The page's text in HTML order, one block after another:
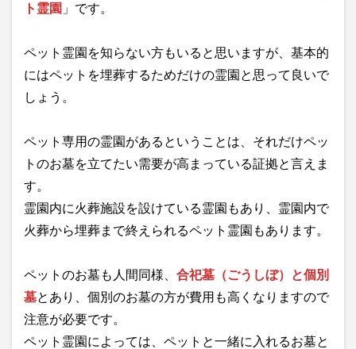
ト霊園 」です。
ペット霊園を知らない方もいると思いますが、基本的
にはペットを埋葬するためだけの霊園と思って良いで
しょう。
ペット専用の霊園があるということは、それだけペッ
トのお墓を立てたい需要が高まっている証拠と言えま
す。
霊園内に火葬施設を設けている霊園もあり、霊園内で
火葬から埋葬まで終えられるペット霊園もあります。
ペットのお墓も人間同様、 合祀墓（ごうしぼ）と個別
墓とあり、個別のお墓の方が費用も高くなりますので
注意が必要です。
ペット霊園によっては、ペットと一緒に入れるお墓と